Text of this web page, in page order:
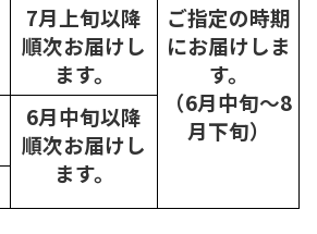
7月上旬以降
順次お届けし
ます。
ご指定の時期
にお届けしま
す。
（6月中旬～8
月下旬）
6月中旬以降
順次お届けし
ます。